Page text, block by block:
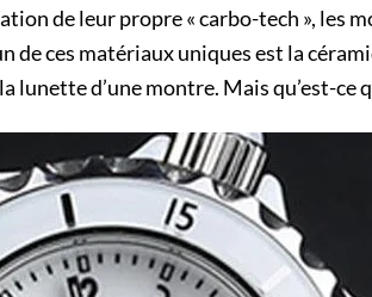
de leur propre « carbo-tech », les
de ces matériaux uniques est la
d’une montre. Mais qu’est-ce